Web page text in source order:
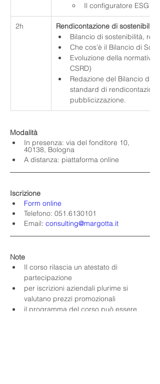
Il configuratore ESG
2h
Rendicontazione di sostenibilità
Bilancio di sostenibilità,
Che cos’è il Bilancio di
Evoluzione della
CSRD)
Redazione del Bilancio di
standard di
pubblicizzazione.
Modalità
In presenza: via del fonditore 10,
40138, Bologna
A distanza: piattaforma online
Iscrizione
Form online
Telefono: 051.6130101
Email: consulting@margotta.it
Note
Il corso rilascia un atestato di
partecipazione
per iscrizioni aziendali plurime si
valutano prezzi promozionali
il programma del corso può essere